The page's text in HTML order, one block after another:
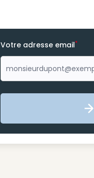
Votre adresse email*